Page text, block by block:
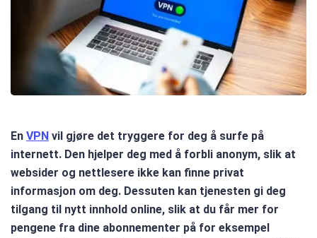
En VPN vil gjøre det tryggere for deg å surfe på
internett. Den hjelper deg med å forbli anonym, slik at
websider og nettlesere ikke kan finne privat
informasjon om deg. Dessuten kan tjenesten gi deg
tilgang til nytt innhold online, slik at du får mer for
pengene fra dine abonnementer på for eksempel